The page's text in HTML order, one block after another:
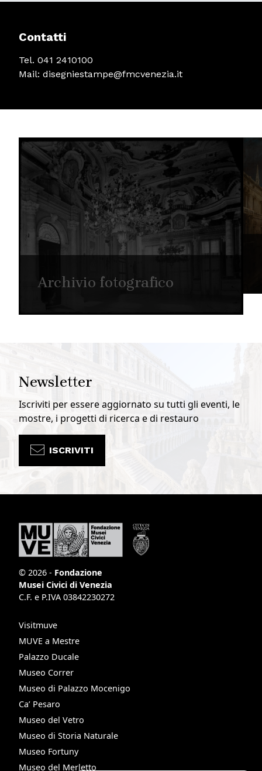
Contatti
Tel. 041 2410100
Mail: disegniestampe@fmcvenezia.it
Archivio fotografico
Newsletter
Iscriviti per essere aggiornato su tutti gli eventi, le
mostre, i progetti di ricerca e di restauro
ISCRIVITI
© 2026 - Fondazione
Musei Civici di Venezia
C.F. e P.IVA 03842230272
Visitmuve
MUVE a Mestre
Palazzo Ducale
Museo Correr
Museo di Palazzo Mocenigo
Ca’ Pesaro
Museo del Vetro
Museo di Storia Naturale
Museo Fortuny
Museo del Merletto